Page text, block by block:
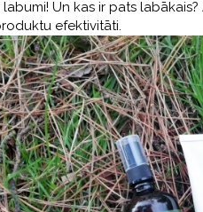
Un kas ir pats
efektivitāti.